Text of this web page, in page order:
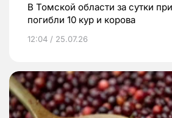
В Томской области за сутки
погибли 10 кур и корова
12:04 / 25.07.26